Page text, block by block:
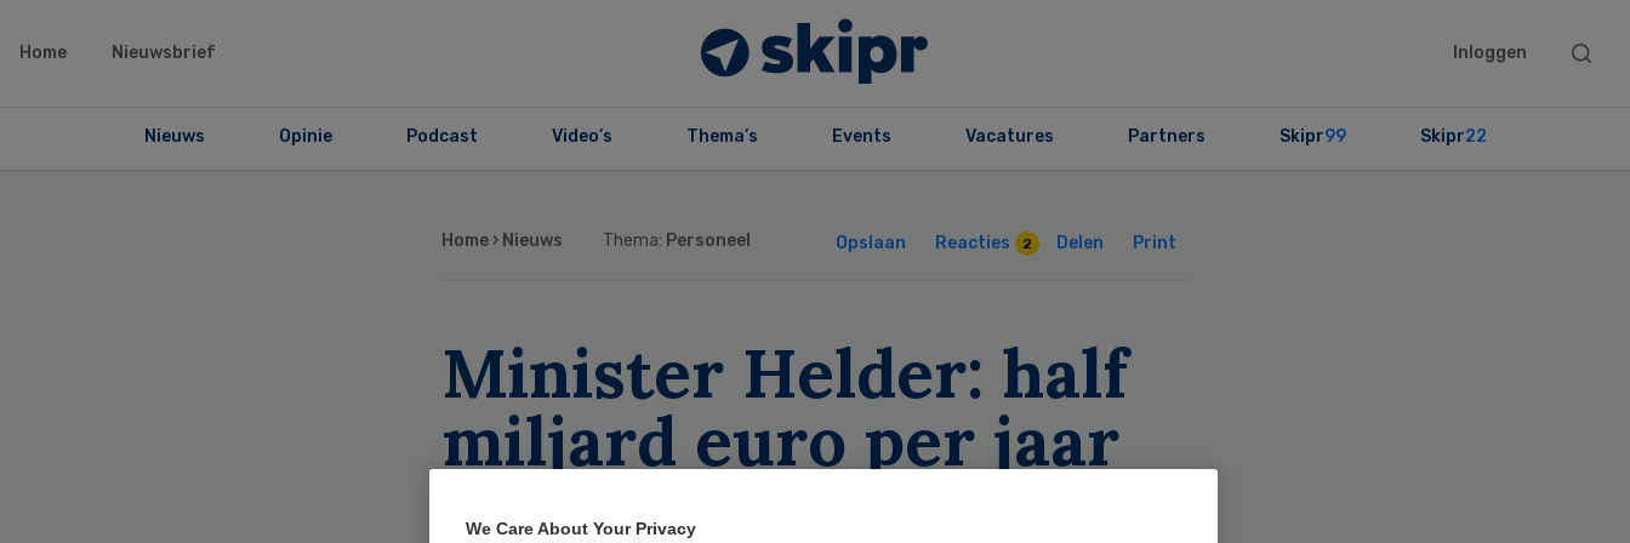
Home Nieuwsbrief Inloggen
Search
Nieuws Opinie Podcast Video’s Thema’s Events Vacatures Partners Skipr99 Skipr22
Home › Nieuws Thema: Personeel Opslaan Reacties 2 Delen Print
Minister Helder: half
miljard euro per jaar
voor arbeidsmarkt
We Care About Your Privacy